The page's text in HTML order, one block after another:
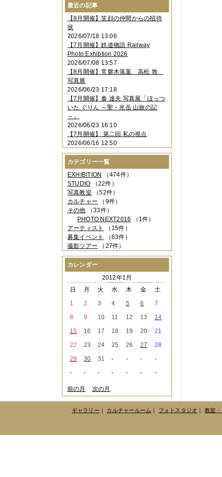
2024年04月
2024年03月（3件）
2024年02月（2件）
2023年12月
2023年11月 （4件）
2023年10月（3件）
2023年09月（4件）
2023年08月 （1件）
2023年06月（3件）
2023年05月
2023年04月 （2件）
2023年03月（5件）
2023年02月（3件）
2023年01月
2022年12月 （3件）
2022年11月（2件）
2022年10月（4件）
2022年09月（2件）
2022年08月
（3件）
2022年07月（3件）
2022年05月（4件）
2022年04月（2件）
2022年03月
（5件）
2022年02月（3件）
2022年01月（3件）
2021年12月（2件）
2021年11月（3件）
2021年10月
（1件）
2021年08月
2021年07月（1件）
（3件）
2021年05月（2件）
2021年03月 （3件）
2021年02月 （1件）
2020年12月 （3件）
2020年11月（6件）
2020年09月（5件）
2020年06月（2件）
2020年04月（4件）
2020年03月（9件）
2020年02月（3件）
2020年01月（5件）
2019年12月（3件）
最近の記事
【8月開催】笑顔の仲間からの招待
状
2026/07/18 13:06
【7月開催】鉄道物語 Railway
Photo Exhibtion 2026
2026/07/08 13:57
【8月開催】常磐木落葉 高松 敦
写真展
2026/06/23 17:18
【7月開催】秦 達夫 写真展「ほっつ
いた ぐりん ～聖・光岳 山旅の記
～」
2026/06/23 16:10
【7月開催】 第二回 私の視点
2026/06/16 12:50
カテゴリー一覧
EXHIBITION （474件）
STUDIO （22件）
写真教室（52件）
カルチャー （9件）
その他 （33件）
PHOTO NEXT2016 （1件）
アーティスト
（15件）
募集イベント
（63件）
撮影ツアー （27件）
カレンダー
2012年1月
日
月 火 水 木 金
土
1
2 3 4 5 6
7
8
9 10 11 12 13
14
15
16 17 18 19 20
21
22
23 24 25 26 27
28
29
30 31 - - -
-
-
- - - - - -
前の月 次の月
ギャラリー｜ カルチャールーム｜ フォトスタジオ｜ 教室